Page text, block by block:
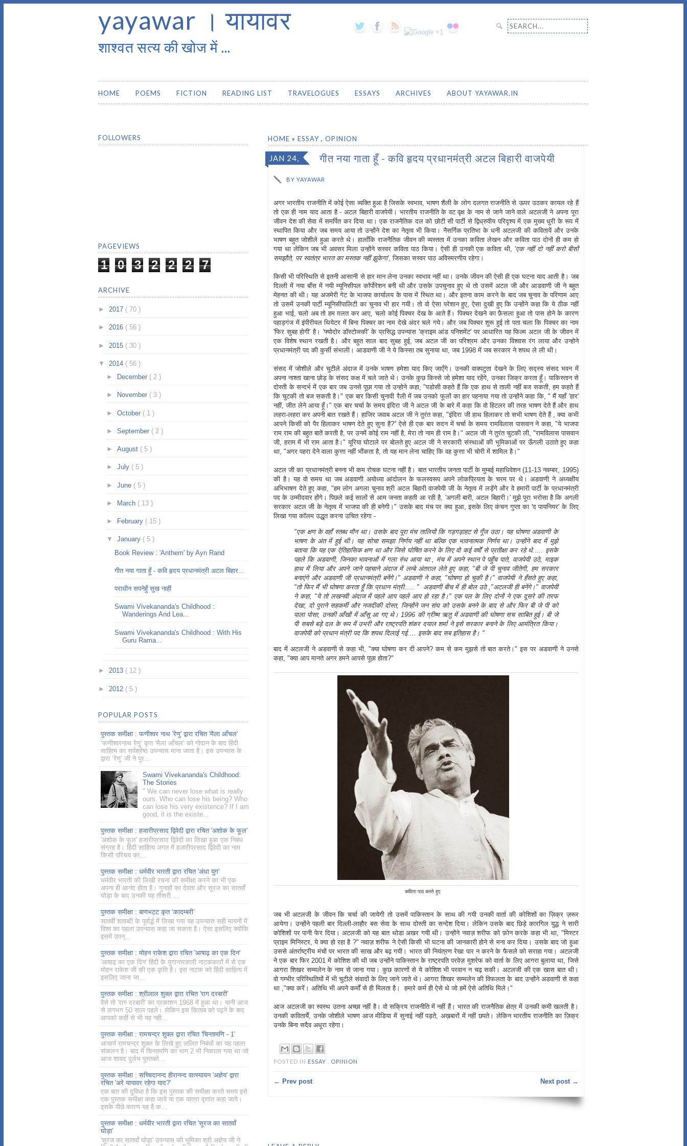
yayawar । यायावर
शाश्वत सत्य की खोज में ...
Search for:
HOME POEMS FICTION READING LIST TRAVELOGUES ESSAYS ARCHIVES ABOUT YAYAWAR.IN
HOME »ESSAY,OPINION
JAN 24,
गीत नया गाता हूँ - कवि हृदय प्रधानमंत्री अटल बिहारी वाजपेयी
BYYAYAWAR
अगर भारतीय राजनीति में कोई ऐसा व्यक्ति हुआ है जिसके स्वभाव, भाषण शैली के लोग दलगत राजनीति से ऊपर उठकर कायल रहे हैं
तो एक ही नाम याद आता है - अटल बिहारी वाजपेयी। भारतीय राजनीति के वट वृक्ष के नाम से जाने जाने वाले अटलजी ने अपना पूरा
जीवन देश की सेवा में समर्पित कर दिया था। एक राजनैतिक दल को छोटी सी पार्टी से द्विध्रुवीय परिदृश्य में एक मुख्य धुरी के रूप में
स्थापित किया और जब समय आया तो उन्होंने देश का नेतृत्व भी किया। नैसर्गिक प्रतिभा के धनी अटलजी की कवितायें और उनके
भाषण बहुत जोशीले हुआ करते थे। हालाँकि राजनैतिक जीवन की व्यस्तता में उनका कविता लेखन और कविता पाठ दोनों ही कम हो
गया था लेकिन जब भी अवसर मिला उन्होंने सस्वर कविता पाठ किया। ऐसी ही उनकी एक कविता थी, 'एक नहीं दो नहीं करो बीसों
समझौते, पर स्वतंत्र भारत का मस्तक नहीं झुकेगा', जिसका सस्वर पाठ अविस्मरणीय रहेगा।
किसी भी परिस्थिति से इतनी आसानी से हार मान लेना उनका स्वभाव नहीं था। उनके जीवन की ऐसी ही एक घटना याद आती है। जब
दिल्ली में नया बाँस में नयी म्यूनिसीपल कॉर्पोरेशन बनी थी और उसके उपचुनाव हुए थे तो उसमें अटल जी और आडवाणी जी ने बहुत
मेहनत की थी। यह अजमेरी गेट के भाजपा कार्यालय के पास में स्थित था। और इतना काम करने के बाद जब चुनाव के परिणाम आए
तो उसमें उनकी पार्टी म्यूनिसीपालिटी का चुनाव भी हार गयी। तो वो ऐसा परेशान हुए, ऐसा दुखी हुए कि उन्होंने कहा कि ये ठीक नहीं
हुआ भाई, चलो अब तो हम ग़लत कर आए, चलो कोई पिक्चर देख के आते हैं। पिक्चर देखने का फ़ैसला हुआ तो पास होने के कारण
पहाड़गंज में इंपीरीयल थियेटर में बिना पिक्चर का नाम देखे अंदर चले गये। और जब पिक्चर शुरू हुई तो पता चला कि पिक्चर का नाम
'फिर सुबह होगी' है। 'फ्योदोर डॉस्टोव्स्की' के प्रसिद्ध उपन्यास 'क्राइम आंड पनिशमेंट' पर आधारित यह फिल्म अटल जी के जीवन में
एक विशेष स्थान रखती है। और बहुत साल बाद सुबह हुई, जब अटल जी का परिश्रम और उनका विश्वास रंग लाया और उन्होने
प्रधानमंत्री पद की कुर्सी संभाली। आडवाणी जी ने ये किस्सा तब सुनाया था, जब 1998 में जब सरकार ने शपथ ले ली थी।
संसद में जोशीले और चुटीले अंदाज में उनके भाषण हमेशा याद किए जाएँगे। उनकी वाक्पटुता देखने के लिए सद्स्य संसद भवन में
अपना नाश्ता खाना छोड़ के संसद कक्ष में चले जाते थे। उनके कुछ किस्से जो हमेशा याद रहेंगे, उनका जिक्र करता हूँ। पाकिस्तान से
दोस्ती के सन्दर्भ में एक बार जब उनसे पूछा गया तो उन्होने कहा, "पडोसी कहते हैं कि एक हाथ से ताली नहीं बज सकती, हम कहते हैं
कि चुटकी तो बज सकती है।" एक बार किसी चुनावी रैली में जब उनको फूलों का हार पहनाया गया तो उन्होंने कहा कि, " मैं यहाँ 'हार'
नहीं, जीत लेने आया हूँ।" एक बार चर्चा के समय इंदिरा जी ने अटल जी के बारे में कहा कि वो हिटलर की तरह भाषण देते हैं और हाथ
लहरा-लहरा कर अपनी बात रखते हैं। हाजिर जवाब अटल जी ने तुरंत कहा, "इंदिरा जी हाथ हिलाकर तो सभी भाषण देते हैं , क्या कभी
आपने किसी को पैर हिलाकर भाषण देते हुए सुना है?" ऐसे ही एक बार सदन में चर्चा के समय रामविलास पासवान ने कहा, "ये भाजपा
राम राम की बहुत बातें करती है, पर उनमें कोई राम नहीं है, मेरा तो नाम ही राम है।" अटल जी ने तुरंत चुटकी ली, "रामविलास पासवान
जी, हराम में भी राम आता है।" यूरिया घोटाले पर बोलते हुए अटल जी ने सरकारी संस्थाओं की भूमिकाओं पर ऊँगली उठाते हुए कहा
था, "अगर पहरा देने वाला कुत्ता नहीं भौंकता है, तो यह मान लेना चाहिए कि वह कुत्ता भी चोरी में शामिल है।"
अटल जी का प्रधानमंत्री बनना भी कम रोचक घटना नहीं है। बात भारतीय जनता पार्टी के मुम्बई महाधिवेशन (11-13 नवम्बर, 1995)
की है। यह वो समय था जब अडवाणी अयोध्या आंदोलन के फलस्वरूप अपने लोकप्रियता के चरम पर थे। अडवाणी ने अध्यक्षीय
अभिभाषण देते हुए कहा, "हम लोग अगला चुनाव श्री अटल बिहारी वाजपेयी जी के नेतृत्व में लड़ेंगे और वे हमारी पार्टी के प्रधानमंत्री
पद के उम्मीदवार होंगे। पिछले कई सालों से आम जनता कहती आ रही है, 'अगली बारी, अटल बिहारी।' मुझे पूरा भरोसा है कि अगली
सरकार अटल जी के नेतृत्व में भाजपा की ही बनेगी।" उसके बाद मंच पर क्या हुआ, इसके लिए कंचन गुप्ता का 'द पायनियर' के लिए
लिखा गया कॉलम उद्धृत करना उचित रहेगा -
"एक क्षण के वहाँ स्तब्ध मौन था। उसके बाद पूरा मंच तालियों कि गड़गड़ाहट से गूँज उठा। यह घोषणा अडवाणी के
भाषण के अंत में हुई थी। यह सोचा समझा निर्णय नहीं था बल्कि एक भावनात्मक निर्णय था। उन्होंने बाद में मुझे
बताया कि यह एक ऐतिहासिक क्षण था और जिसे घोषित करने के लिए वो कई वर्षों से प्रतीक्षा कर रहे थे..... इसके
पहले कि अडवाणी, जिनका भावनाओं में गला रुंध आया था , मंच में अपने स्थान पे पहुँच पाते, वाजपेयी उठे, माइक
हाथ में लिया और अपने जाने पहचाने अंदाज में लम्बे अंतराल लेते हुए कहा, "बी जे पी चुनाव जीतेगी, हम सरकार
बनाएंगे और अडवाणी जी प्रधानमंत्री बनेंगे।" अडवाणी ने कहा, "घोषणा हो चुकी है।" वाजपेयी ने हँसते हुए कहा,
"तो फिर मैं भी घोषणा करता हूँ कि प्रधान मंत्री..... " अडवाणी बीच में ही बोल उठे ,"अटलजी ही बनेंगे।" वाजपेयी
ने कहा, "ये तो लखनवी अंदाज में पहले आप पहले आप हो रहा है।" एक पल के लिए दोनों ने एक दूसरे की तरफ
देखा, दो पुराने सहकर्मी और नजदीकी दोस्त, जिन्होंने जन संघ को उसके बनने के बाद से और फिर बी जे पी को
पाला पोसा, उनकी आँखों में आँसू आ गए थे। 1996 की ग्रीष्म ऋतु में अडवाणी की घोषणा सच साबित हुई। बी जे
पी सबसे बड़े दल के रूप में उभरी और राष्ट्रपति शंकर दयाल शर्मा ने इसे सरकार बनाने के लिए आमंत्रित किया।
वाजपेयी को प्रधान मंत्री पद कि शपथ दिलाई गई.… इसके बाद सब इतिहास है। "
बाद में अटलजी ने अडवाणी से कहा भी, "क्या घोषणा कर दी आपने? कम से कम मुझसे तो बात करते।" इस पर अडवाणी ने उनसे
कहा, "क्या आप मानते अगर हमने आपसे पूछा होता?"
कविता पाठ करते हुए
जब भी अटलजी के जीवन कि चर्चा की जायेगी तो उसमें पाकिस्तान के साथ की गयी उनकी वार्ता की कोशिशों का ज़िक्र ज़रूर
आयेगा। उन्होंने पहली बार दिल्ली-लाहौर बस सेवा के साथ दोस्ती का सन्देश दिया। लेकिन उसके बाद छिड़े कारगिल युद्ध ने सारी
कोशिशों पर पानी फेर दिया। अटलजी को यह बात थोडा अखर गयी थी। उन्होंने नवाज़ शरीफ को फ़ोन करके कहा भी था, "मिस्टर
प्राइम मिनिस्टर, ये क्या हो रहा है ?" नवाज़ शरीफ ने ऐसी किसी भी घटना की जानकारी होने से मना कर दिया। उसके बाद जो हुआ
उससे अंतर्राष्ट्रीय मंचों पर भारत की साख और बढ़ गयी। भारत की नियंत्रण रेखा पार न करने के फैसले को सराहा गया। अटलजी
ने एक बार फिर 2001 में कोशिश की थी जब उन्होंने पाकिस्तान के राष्ट्रपति परवेज़ मुशर्रफ को वार्ता के लिए आगरा बुलाया था, जिसे
आगरा शिखर सम्मलेन के नाम से जाना गया। कुछ कारणों से ये कोशिश भी परवान न चढ़ सकी। अटलजी की एक खास बात थी।
वो गम्भीर परिस्थितियों में भी चुटीले संवादों के लिए जाने जाते थे। आगरा शिखर सम्मलेन की विफलता के बाद उन्होंने अडवाणी से कहा
था ,"क्या करें। अतिथि भी अपने कर्मों से ही मिलता है। हमारे कर्म ही ऐसे थे जो हमें ऐसे अतिथि मिले।"
आज अटलजी का स्वस्थ उतना अच्छा नहीं है। वो सक्रिय राजनीति में नहीं हैं। भारत की राजनैतिक क्षेत्र में उनकी कमी खलती है।
उनकी कवितायेँ, उनके जोशीले भाषण आज मीडिया में सुनाई नहीं पड़ते, अख़बारों में नहीं छपते। लेकिन भारतीय राजनीति का ज़िक्र
उनके बिना सदैव अधूरा रहेगा।
POSTED IN ESSAY OPINION
Next post →
← Prev post
FOLLOWERS
PAGEVIEWS
1 0 3 2 2 2 7
ARCHIVE
► 2017 ( 70 )
► 2016 ( 56 )
► 2015 ( 30 )
▼ 2014 ( 56 )
►
December ( 2 )
► November ( 3 )
► October ( 1 )
► September ( 2 )
► August ( 5 )
► July ( 5 )
► June ( 5 )
► March ( 13 )
► February ( 15 )
▼ January ( 5 )
Book Review : 'Anthem' by Ayn Rand
गीत नया गाता हूँ - कवि हृदय प्रधानमंत्री अटल बिहार...
पराधीन सपनेहुँ सुख नाहीं
Swami Vivekananda's Childhood :
Wanderings And Lea...
Swami Vivekananda's Childhood : With His
Guru Rama...
► 2013 ( 12 )
► 2012 ( 5 )
POPULAR POSTS
पुस्तक समीक्षा : फणीश्वर नाथ 'रेणु' द्वारा रचित 'मैला आँचल'
‘फणीश्वरनाथ रेणु’ कृत ‘मैला आँचल’ को गोदान के बाद हिंदी
साहित्य का सर्वश्रेष्ठ उपन्यास माना जाता है। इस उपन्यास के
द्वारा ‘रेणु’ जी ने पूर...
Swami Vivekananda's Childhood:
The Stories
" We can never lose what is really
ours. Who can lose his being? Who
can lose his very existence? If I am
good, it is the existe...
पुस्तक समीक्षा : हजारीप्रसाद द्विवेदी द्वारा रचित 'अशोक के फूल'
'अशोक के फूल' हजारीप्रसाद द्विवेदी का लिखा हुआ एक निबंध
संग्रह है। हिंदी साहित्य जगत में हजारीप्रसाद द्विवेदी का नाम
किसी परिचय का...
पुस्तक समीक्षा : धर्मवीर भारती द्वारा रचित 'अंधा युग'
धर्मवीर भारती की लिखी रचना की समीक्षा करने का भी एक
अपना ही आनंद होता है। गुनाहों का देवता और सूरज का सातवाँ
घोड़ा के बाद उनकी यह तीसरी ...
पुस्तक समीक्षा : बाणभट्ट कृत ‘कादम्बरी’
सातवीं शताब्दी के पूर्वार्द्ध में लिखा गया यह उपन्यास सही मायनों में
विश्व का पहला उपन्यास कहा जा सकता है। ऐसा इसलिए क्योंकि
इसमें उपन्...
पुस्तक समीक्षा : मोहन राकेश द्वारा रचित 'आषाढ़ का एक दिन'
'आषाढ़ का एक दिन' हिंदी के युगान्तरकारी नाटककारों में से एक
मोहन राकेश जी की एक कृति है। इस नाटक को हिंदी साहित्य में
इसलिए जाना जा...
पुस्तक समीक्षा : श्रीलाल शुक्ल द्वारा रचित 'राग दरबारी'
वैसे तो 'राग दरबारी' का प्रकाशन 1968 में हुआ था। यानी आज
से लगभग 50 साल पहले। लेकिन इस किताब को पढ़ने के बाद
आपको कहीं से भी यह नही...
पुस्तक समीक्षा : रामचन्द्र शुक्ल द्वारा रचित 'चिन्तामणि - 1'
आचार्य रामचन्द्र शुक्ल के लिखे हुए ललित निबंधों का यह पहला
संकलन है। बाद में चिन्तामणि का भाग 2 भी निकाला गया था जो
आज शायद दुर्लभ पुस्तको...
पुस्तक समीक्षा : सच्चिदानन्द हीरानन्द वात्स्यायन 'अज्ञेय' द्वारा
रचित 'अरे यायावर रहेगा याद?'
एक बात की दुविधा है कि इस पुस्तक की समीक्षा करते समय इसे
एक पुस्तक समीक्षा कहा जाये या एक यात्रा वृत्तांत कहा जाये।
इसके पीछे कारण यह है क...
पुस्तक समीक्षा : धर्मवीर भारती द्वारा रचित 'सूरज का सातवाँ
घोड़ा'
'सूरज का सातवाँ घोड़ा' उपन्यास की भूमिका श्री अज्ञेय जी ने